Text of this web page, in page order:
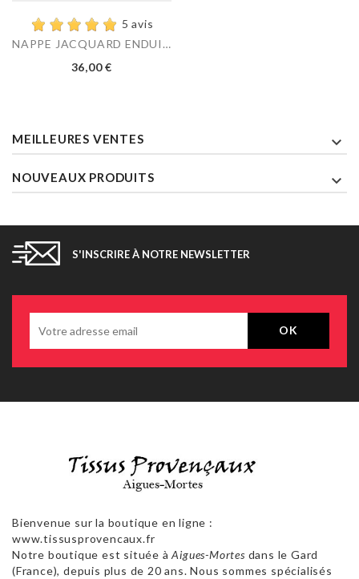
5 avis
NAPPE JACQUARD ENDUIT...
Prix
36,00 €
MEILLEURES VENTES 
NOUVEAUX PRODUITS 
S'INSCRIRE À NOTRE NEWSLETTER
Bienvenue sur la boutique en ligne :
www.tissusprovencaux.fr
Notre boutique est située àAigues-Mortes dans le Gard
(France), depuis plus de 20 ans. Nous sommes spécialisés